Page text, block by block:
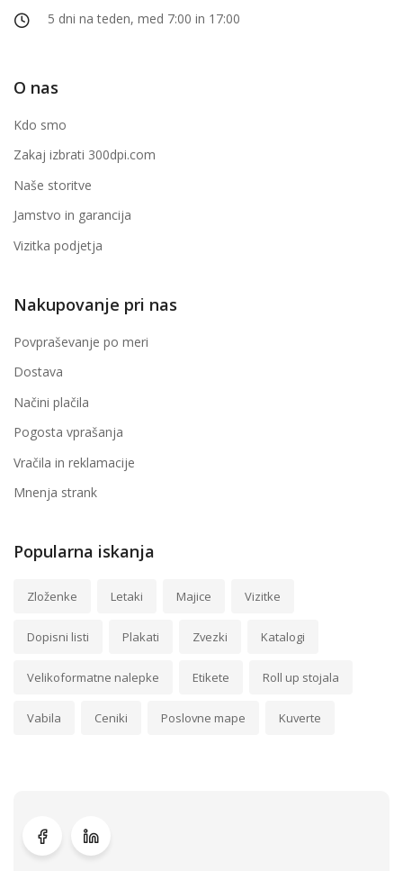
5 dni na teden, med 7:00 in 17:00
O nas
Kdo smo
Zakaj izbrati 300dpi.com
Naše storitve
Jamstvo in garancija
Vizitka podjetja
Nakupovanje pri nas
Povpraševanje po meri
Dostava
Načini plačila
Pogosta vprašanja
Vračila in reklamacije
Mnenja strank
Popularna iskanja
Zloženke Letaki Majice Vizitke
Dopisni listi Plakati Zvezki Katalogi
Velikoformatne nalepke Etikete Roll up stojala
Vabila Ceniki Poslovne mape Kuverte